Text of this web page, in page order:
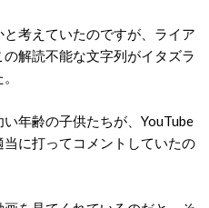
考えていたのですが、ライア
解読不能な文字列がイタズラ
年齢の子供たちが、YouTube
に打ってコメントしていたの